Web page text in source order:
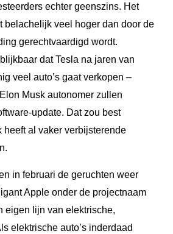
echter geenszins. Het
belachelijk veel hoger dan door de
gerechtvaardigd wordt.
dat Tesla na jaren van
veel auto’s gaat verkopen –
Musk autonomer zullen
update. Dat zou best
heeft al vaker verbijsterende
in februari de geruchten weer
Apple onder de projectnaam
eigen lijn van elektrische,
elektrische auto’s inderdaad